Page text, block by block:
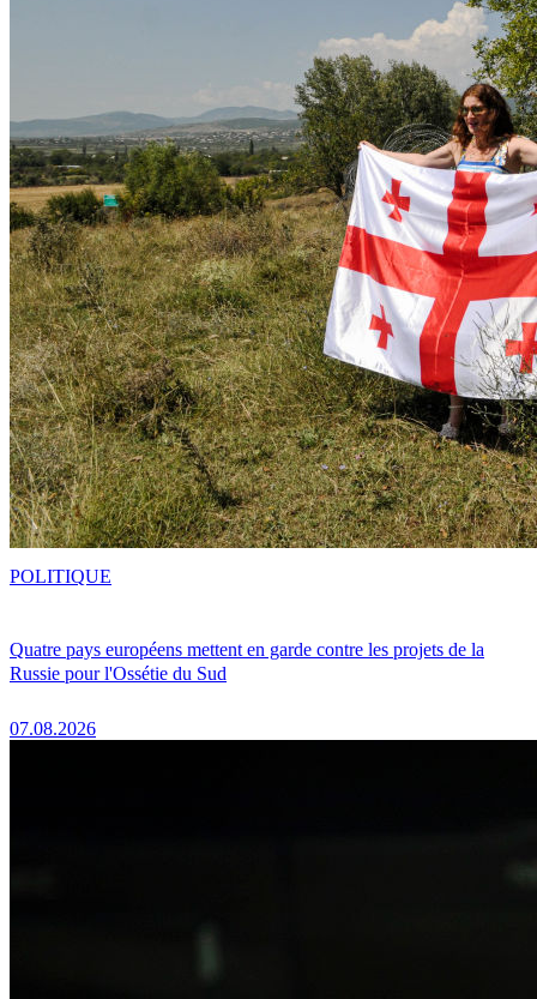
Quatre pays européens mettent en garde contre les projets de la
Russie pour l'Ossétie du Sud
07.08.2026
POLITIQUE